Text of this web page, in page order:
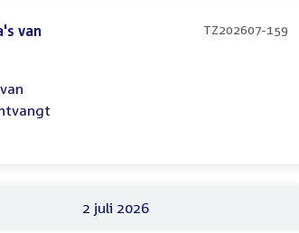
van
TZ202607-159
2 juli 2026